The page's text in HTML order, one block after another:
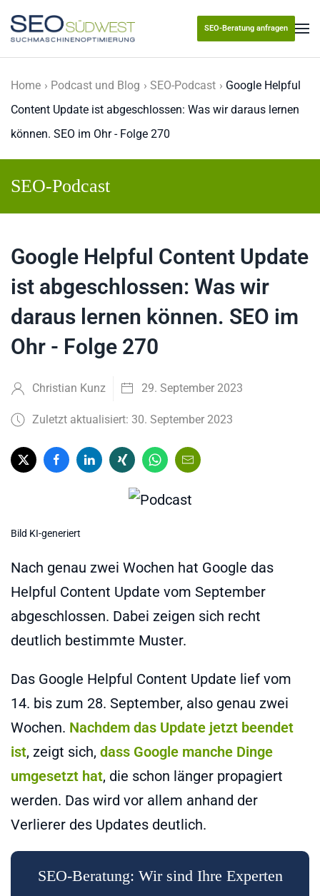
Skip to main content
SEO-Beratung anfragen
Home Podcast und Blog SEO-Podcast
Google Helpful
Content Update ist abgeschlossen: Was wir daraus lernen
können. SEO im Ohr - Folge 270
SEO-Podcast
Google Helpful Content Update
ist abgeschlossen: Was wir
daraus lernen können. SEO im
Ohr - Folge 270
Christian Kunz 29. September 2023
Zuletzt aktualisiert: 30. September 2023
Bild KI-generiert
Nach genau zwei Wochen hat Google das
Helpful Content Update vom September
abgeschlossen. Dabei zeigen sich recht
deutlich bestimmte Muster.
Das Google Helpful Content Update lief vom
14. bis zum 28. September, also genau zwei
Wochen. Nachdem das Update jetzt beendet
ist, zeigt sich, dass Google manche Dinge
umgesetzt hat, die schon länger propagiert
werden. Das wird vor allem anhand der
Verlierer des Updates deutlich.
SEO-Beratung: Wir sind Ihre Experten